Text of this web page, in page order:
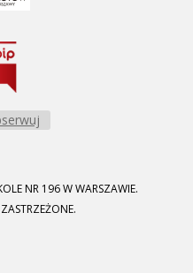
NR 196 W WARSZAWIE.